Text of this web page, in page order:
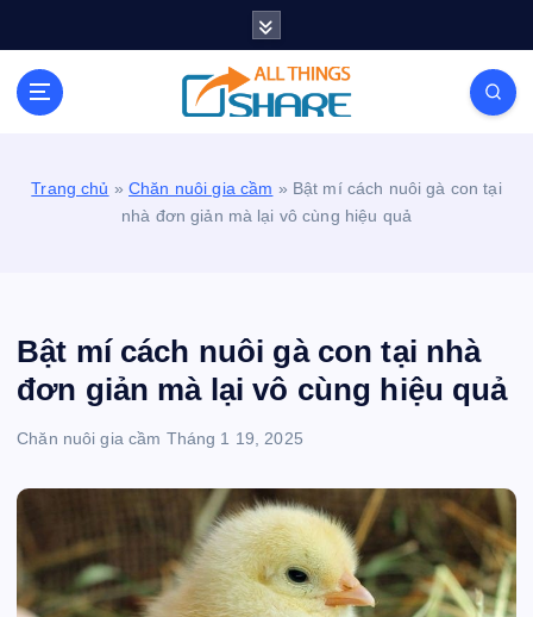
Personal Blog | Knowledge | Technology | Tips |
Pets | Life
Trang chủ »Chăn nuôi gia cầm » Bật mí cách nuôi gà con tại
nhà đơn giản mà lại vô cùng hiệu quả
Bật mí cách nuôi gà con tại nhà
đơn giản mà lại vô cùng hiệu quả
Chăn nuôi gia cầm Tháng 1 19, 2025